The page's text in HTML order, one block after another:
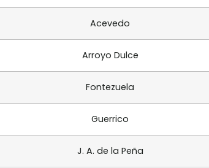
Acevedo
Arroyo Dulce
Fontezuela
Guerrico
J. A. de la Peña